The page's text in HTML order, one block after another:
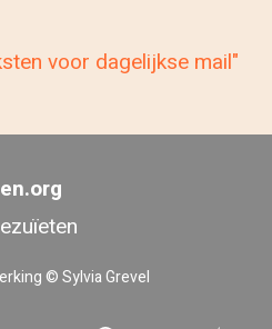
voor dagelijkse mail"
© Sylvia Grevel